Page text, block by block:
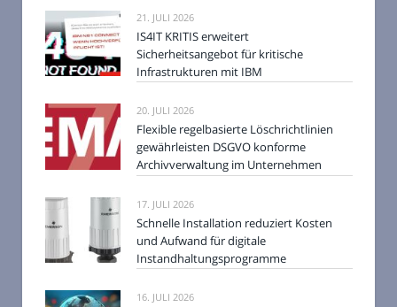
21. JULI 2026
IS4IT KRITIS erweitert
Sicherheitsangebot für kritische
Infrastrukturen mit IBM
20. JULI 2026
Flexible regelbasierte Löschrichtlinien
gewährleisten DSGVO konforme
Archivverwaltung im Unternehmen
17. JULI 2026
Schnelle Installation reduziert Kosten
und Aufwand für digitale
Instandhaltungsprogramme
16. JULI 2026